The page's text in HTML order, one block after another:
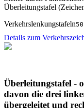
Überleitungstafel
Verkehrslenkungstafeln
Details zum
Überleitungstafel -
davon die drei
übergeleitet und